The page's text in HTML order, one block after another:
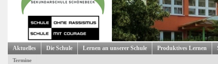
Aktuelles Die Schule Lernen an unserer Schule Produktives Lernen
Termine